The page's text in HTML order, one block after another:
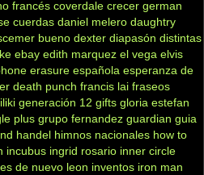
francés coverdale crecer german
cuerdas daniel melero daughtry
bueno dexter diapasón distintas
ebay edith marquez el vega elvis
erasure española esperanza de
death punch francis lai fraseos
generación 12 gifts gloria estefan
plus grupo fernandez guardian guia
handel himnos nacionales how to
incubus ingrid rosario inner circle
de nuevo leon inventos iron man